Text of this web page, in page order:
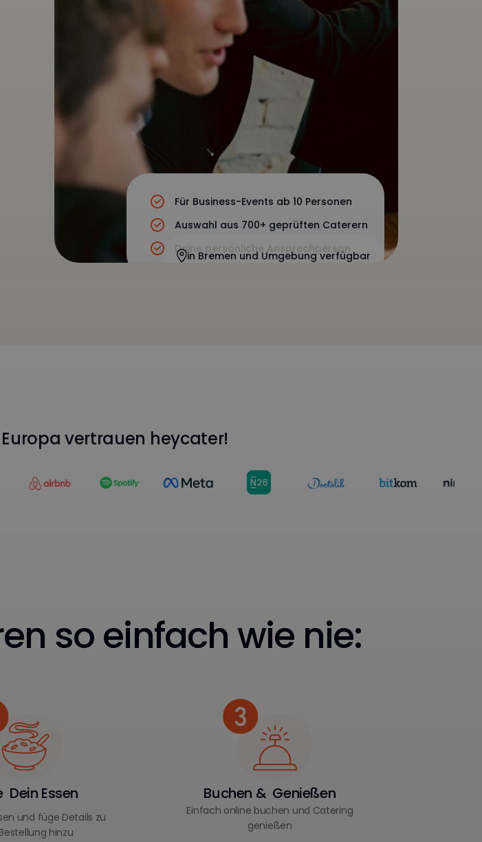
Für Business-Events ab 10 Personen
Auswahl aus 700+ geprüften Caterern
Deine persönliche Ansprechperson
in Bremen und Umgebung verfügbar
vertrauen heycater!
so einfach wie nie:
Dein Essen
und füge Details zu
hinzu
Buchen & Genießen
Einfach online buchen und Catering
genießen